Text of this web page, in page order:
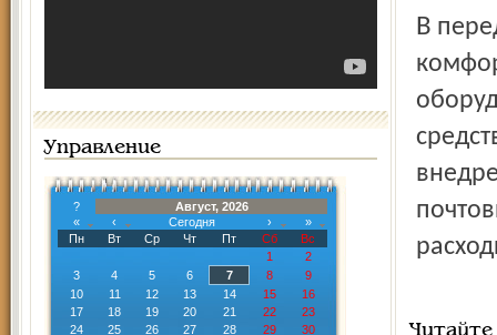
Управление
?
Август, 2026
«
‹ Сегодня ›
»
Пн
Вт Ср Чт Пт Сб
Вс
1
2
3
4 5 6 7 8
9
10
11 12 13 14 15
16
17
18 19 20 21 22
23
24
25 26 27 28 29
30
В передвижных офисах будут созданы максимально